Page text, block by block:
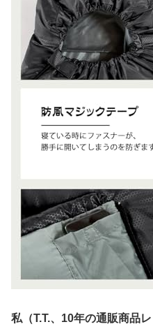
私（T.T.、10年の通販商品